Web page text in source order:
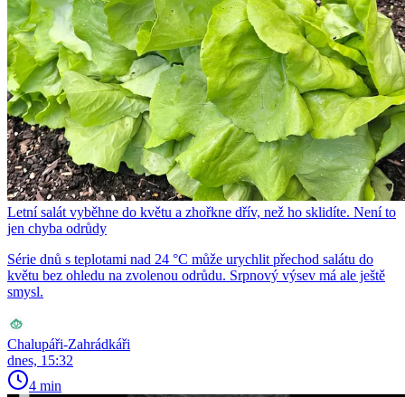
Letní salát vyběhne do květu a zhořkne dřív, než ho sklidíte. Není to
jen chyba odrůdy
Série dnů s teplotami nad 24 °C může urychlit přechod salátu do
květu bez ohledu na zvolenou odrůdu. Srpnový výsev má ale ještě
smysl.
Chalupáři-Zahrádkáři
dnes, 15:32
4 min